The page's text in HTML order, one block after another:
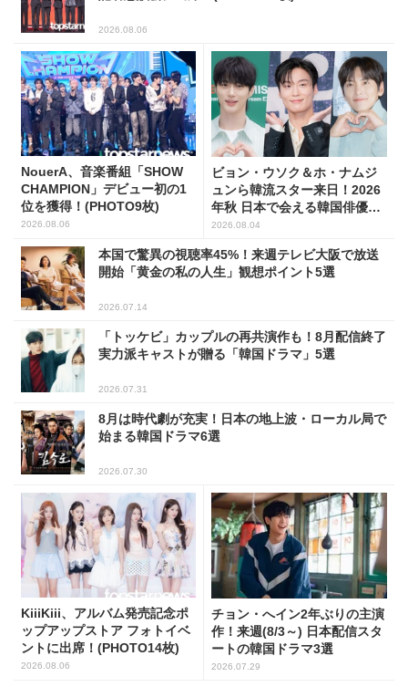
2026.08.06
NouerA、音楽番組「SHOW
CHAMPION」デビュー初の1
位を獲得！(PHOTO9枚)
2026.08.06
ビョン・ウソク＆ホ・ナムジ
ュンら韓流スター来日！2026
年秋 日本で会える韓国俳優10
人
2026.08.04
本国で驚異の視聴率45%！来週テレビ大阪で放送
開始「黄金の私の人生」観想ポイント5選
2026.07.14
「トッケビ」カップルの再共演作も！8月配信終了
実力派キャストが贈る「韓国ドラマ」5選
2026.07.31
8月は時代劇が充実！日本の地上波・ローカル局で
始まる韓国ドラマ6選
2026.07.30
KiiiKiii、アルバム発売記念ポ
ップアップストア フォトイベ
ントに出席！(PHOTO14枚)
2026.08.06
チョン・へイン2年ぶりの主演
作！来週(8/3～) 日本配信スタ
ートの韓国ドラマ3選
2026.07.29